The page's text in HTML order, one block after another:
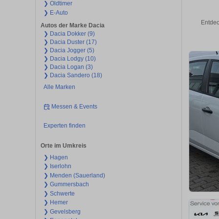
❯ Oldtimer
❯ E-Auto
Autos der Marke Dacia
❯ Dacia Dokker (9)
❯ Dacia Duster (17)
❯ Dacia Jogger (5)
❯ Dacia Lodgy (10)
❯ Dacia Logan (3)
❯ Dacia Sandero (18)
Alle Marken
Messen & Events
Experten finden
Orte im Umkreis
❯ Hagen
❯ Iserlohn
❯ Menden (Sauerland)
❯ Gummersbach
❯ Schwerte
❯ Hemer
❯ Gevelsberg